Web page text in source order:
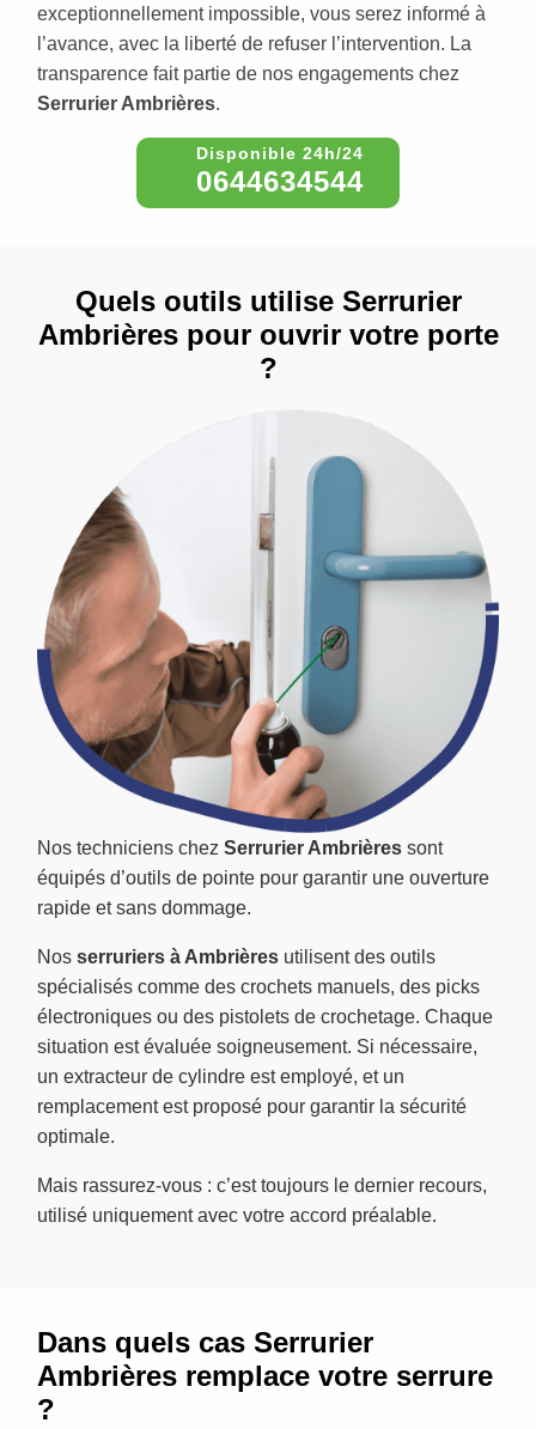
exceptionnellement impossible, vous serez informé à
l’avance, avec la liberté de refuser l’intervention. La
transparence fait partie de nos engagements chez
Serrurier Ambrières.
0644634544
Nos techniciens chez Serrurier Ambrières sont
équipés d’outils de pointe pour garantir une ouverture
rapide et sans dommage.
Nos serruriers à Ambrières utilisent des outils
spécialisés comme des crochets manuels, des picks
électroniques ou des pistolets de crochetage. Chaque
situation est évaluée soigneusement. Si nécessaire,
un extracteur de cylindre est employé, et un
remplacement est proposé pour garantir la sécurité
optimale.
Mais rassurez-vous : c’est toujours le dernier recours,
utilisé uniquement avec votre accord préalable.
Quels outils utilise Serrurier
Ambrières pour ouvrir votre porte
?
Dans quels cas Serrurier
Ambrières remplace votre serrure
?